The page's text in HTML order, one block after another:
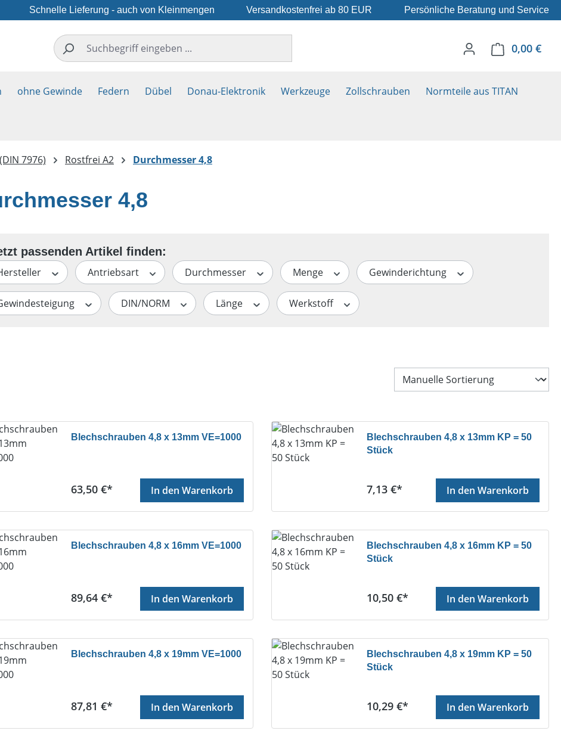
Schnelle Lieferung - auch von Kleinmengen Versandkostenfrei ab 80 EUR Persönliche Beratung und Service
0,00 €
ohne Gewinde Federn Dübel Donau-Elektronik Werkzeuge Zollschrauben Normteile aus TITAN
7976) Rostfrei A2 Durchmesser 4,8
4,8
Antriebsart Durchmesser Menge Gewinderichtung
DIN/NORM Länge Werkstoff
Blechschrauben 4,8 x 13mm VE=1000
Regulärer Preis:
63,50 €* In den Warenkorb
Blechschrauben 4,8 x 13mm KP = 50
Stück
Regulärer Preis:
7,13 €* In den Warenkorb
Blechschrauben 4,8 x 16mm VE=1000
Regulärer Preis:
89,64 €* In den Warenkorb
Blechschrauben 4,8 x 16mm KP = 50
Stück
Regulärer Preis:
10,50 €* In den Warenkorb
Blechschrauben 4,8 x 19mm VE=1000
Regulärer Preis:
87,81 €* In den Warenkorb
Blechschrauben 4,8 x 19mm KP = 50
Stück
Regulärer Preis:
10,29 €* In den Warenkorb